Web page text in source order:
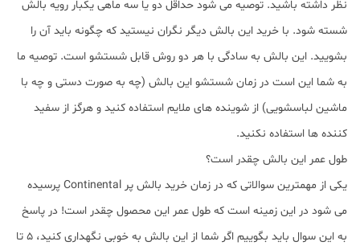
نظر داشته باشید. توصیه می شود حداقل دو یا سه ماهی یکبار رویه بالش
شسته شود. با خرید این بالش دیگر نگران نیستید که چگونه باید آن را
بشویید. این بالش به سادگی با هر دو روش قابل شستشو است. توصیه ما
به شما این است در زمان شستشو این بالش (چه به صورت دستی و چه با
ماشین لباسشویی) از شوینده های ملایم استفاده کنید و هرگز از سفید
کننده ها استفاده نکنید.
طول عمر این بالش چقدر است؟
یکی از مهمترین سوالاتی که در زمان خرید بالش پر Continental پرسیده
می شود در این زمینه است که طول عمر این محصول چقدر است! در پاسخ
به این سوال باید بگوییم اگر شما از این بالش به خوبی نگهداری کنید، 5 تا